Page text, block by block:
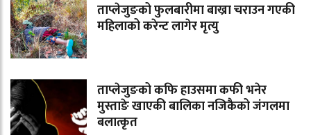
ताप्लेजुङको फुलबारीमा बाख्रा चराउन गएकी
महिलाको करेन्ट लागेर मृत्यु
ताप्लेजुङको कफि हाउसमा कफी भनेर
मुस्ताङे खाएकी बालिका नजिकैको जंगलमा
बलात्कृत